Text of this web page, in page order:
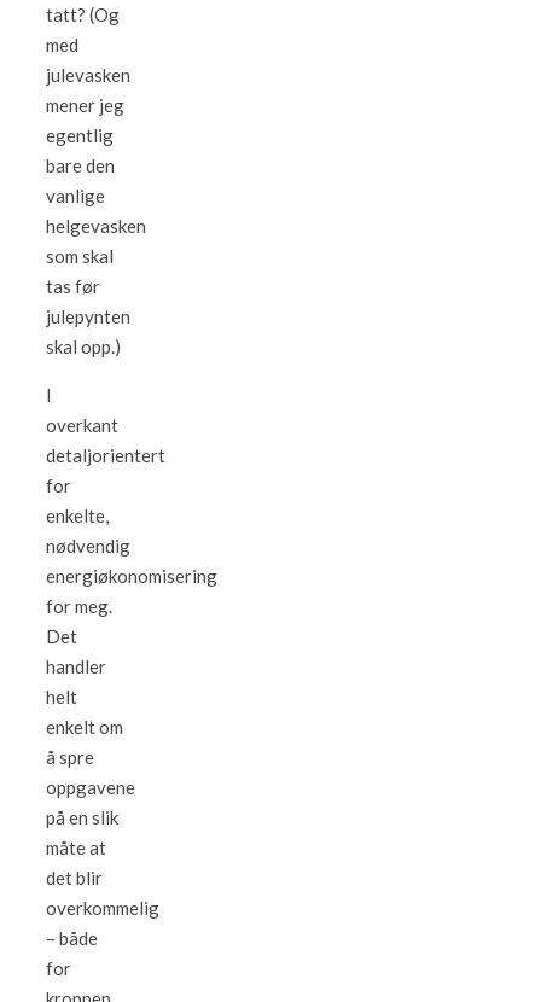
tatt? (Og
med
julevasken
mener jeg
egentlig
bare den
vanlige
helgevasken
som skal
tas før
julepynten
skal opp.)
I
overkant
detaljorientert
for
enkelte,
nødvendig
energiøkonomisering
for meg.
Det
handler
helt
enkelt om
å spre
oppgavene
på en slik
måte at
det blir
overkommelig
– både
for